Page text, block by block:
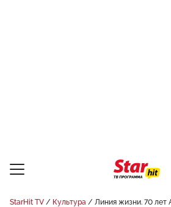
StarHit TV Культура Линия жизни. 70 лет